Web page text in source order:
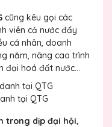
cũng kêu gọi các
viên cả nước đẩy
cá nhân, doanh
năm, nâng cao trình
đại hoá đất nước...
tại QTG
trong dịp đại hội,